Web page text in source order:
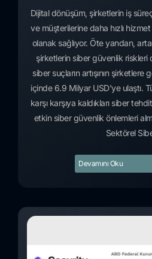
Dijital dönüşüm, şirketlerin iş
ve müşterilerine daha hızlı
olanak sağlıyor. Öte yandan,
şirketlerin siber güvenlik riskleri
siber suçların artışının şirketlere
içinde 6.9 Milyar USD'ye ulaştı.
karşı karşıya kaldıkları siber
etkin siber güvenlik önlemleri
Sektörel
Devamını Oku